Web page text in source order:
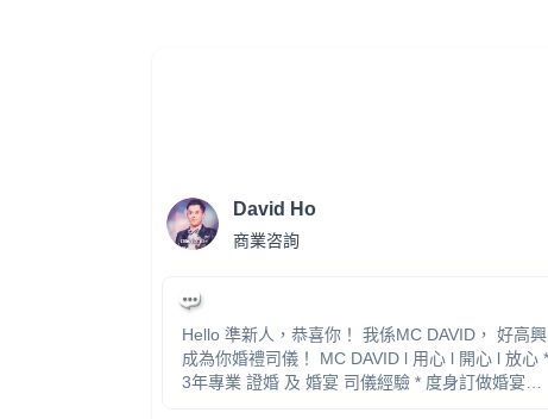
David Ho
商業咨詢
Hello 準新人，恭喜你！ 我係MC DAVID， 好高興
成為你婚禮司儀！ MC DAVID l 用心 l 開心 l 放心 *
3年專業 證婚 及 婚宴 司儀經驗 * 度身訂做婚宴